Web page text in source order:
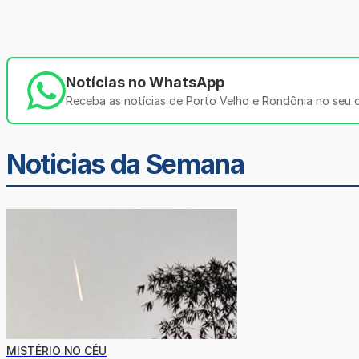
Notícias no WhatsApp
Receba as notícias de Porto Velho e Rondônia no seu
Noticias da Semana
MISTÉRIO NO CÉU